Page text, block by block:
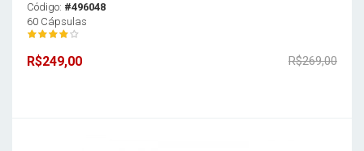
Código: #496048
60 Cápsulas
R$269,00
R$249,00